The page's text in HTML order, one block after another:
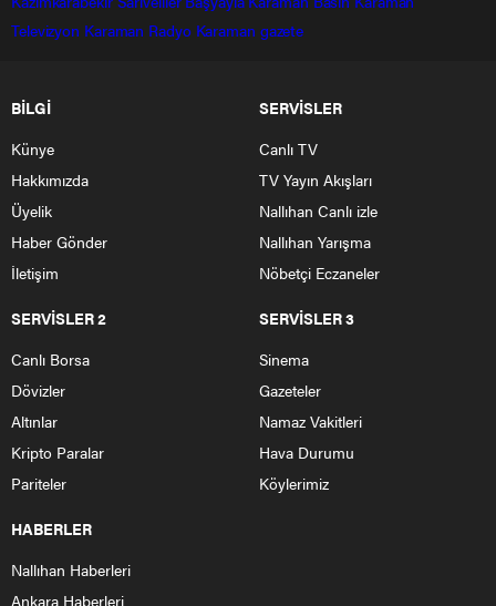
Televizyon Karaman Radyo Karaman gazete
BİLGİ
Künye
Hakkımızda
Üyelik
Haber Gönder
İletişim
SERVİSLER
Canlı TV
TV Yayın Akışları
Nallıhan Canlı izle
Nallıhan Yarışma
Nöbetçi Eczaneler
SERVİSLER 2
Canlı Borsa
Dövizler
Altınlar
Kripto Paralar
Pariteler
SERVİSLER 3
Sinema
Gazeteler
Namaz Vakitleri
Hava Durumu
Köylerimiz
HABERLER
Nallıhan Haberleri
Ankara Haberleri